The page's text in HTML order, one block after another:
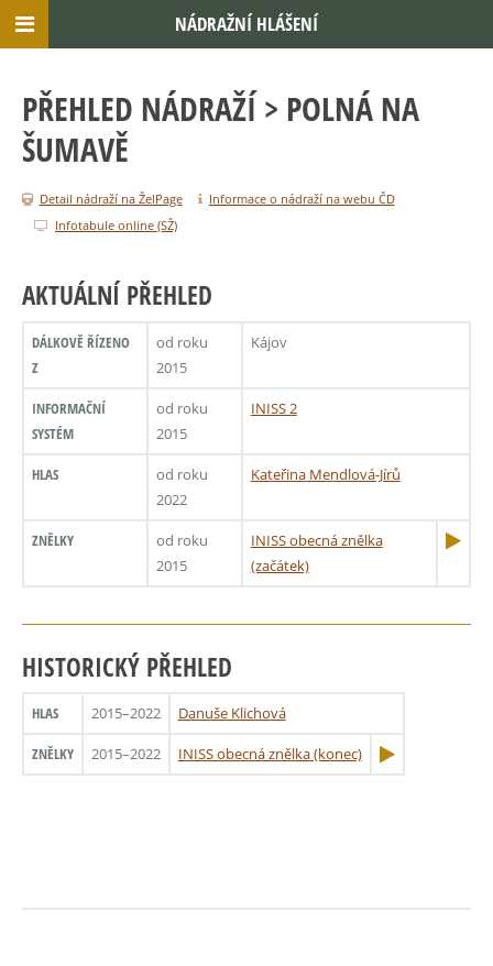
PŘEHLED NÁDRAŽÍ > POLNÁ NA
ŠUMAVĚ
Detail nádraží na ŽelPage
Informace o nádraží na webu ČD
Infotabule online (SŽ)
AKTUÁLNÍ PŘEHLED
DÁLKOVĚ ŘÍZENO
Z
od roku
2015
Kájov
INFORMAČNÍ
SYSTÉM
od roku
2015
INISS 2
HLAS
od roku
2022
Kateřina Mendlová-Jírů
ZNĚLKY
od roku
2015
INISS obecná znělka
(začátek)
HISTORICKÝ PŘEHLED
HLAS 2015–2022 Danuše Klichová
ZNĚLKY 2015–2022 INISS obecná znělka (konec)
NÁDRAŽNÍ HLÁŠENÍ